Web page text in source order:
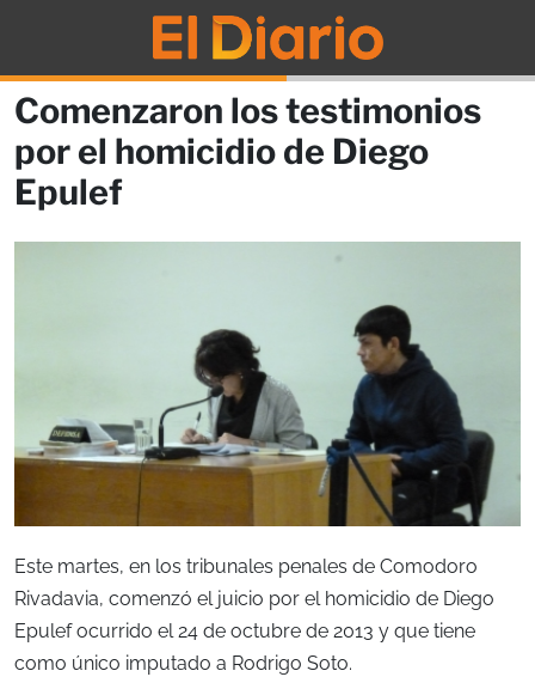
Comenzaron los testimonios
por el homicidio de Diego
Epulef
Este martes, en los tribunales penales de Comodoro
Rivadavia, comenzó el juicio por el homicidio de Diego
Epulef ocurrido el 24 de octubre de 2013 y que tiene
como único imputado a Rodrigo Soto.